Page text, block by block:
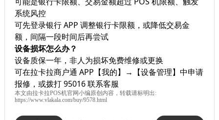
系统风控
可先登录银行 APP 调整银行卡限额，或降低交易金
额，间隔一段时间后再尝试
设备损坏怎么办？
设备质保一年，非人为损坏免费维修或更换
可在拉卡拉商户通 APP【我的】→【设备管理】中申请
报修，或拨打 95016 联系客服
本文由拉卡拉POS机官网小编原创内容，转载请标明出:
https://www.vlakala.com/buy/9578.html